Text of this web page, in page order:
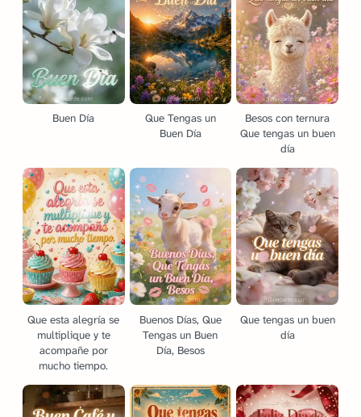
Buen Día
Que Tengas un
Buen Día
Besos con ternura
Que tengas un buen
día
Que esta alegría se
multiplique y te
acompañe por
mucho tiempo.
Buenos Días, Que
Tengas un Buen
Día, Besos
Que tengas un buen
día